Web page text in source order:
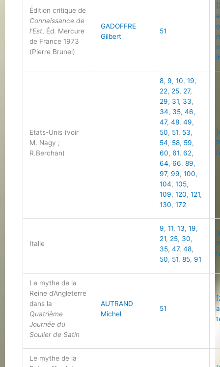
Édition critique de
Connaissance de
l’Est, Éd. Mercure
de France 1973
(Pierre Brunel)
GADOFFRE
Gilbert
51
Etats-Unis (voir
M. Nagy ;
R.Berchan)
8, 9,10,19,
22, 25, 27,
29, 31, 33,
34, 35,46,
47,48,49,
50, 51, 53,
54, 58, 59,
60,61,62,
64,66,89,
97, 99,100,
104,105,
109,120,121,
130,172
Italie
9,11,13,19,
21, 25, 30,
35,47,48,
50, 51,85, 91
Le mythe de la
Reine d’Angleterre
dans la
Quatrième
Journée du
Soulier de Satin
AUTRAND
Michel
51
Le mythe de la